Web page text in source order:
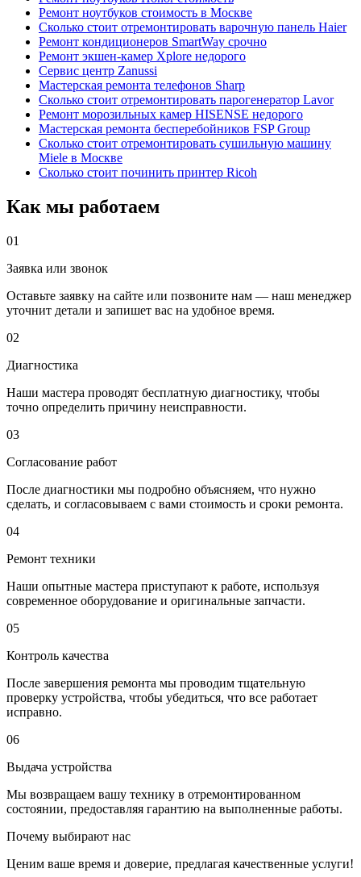
Ремонт ноутбуков стоимость в Москве
Сколько стоит отремонтировать варочную панель Haier
Ремонт кондиционеров SmartWay срочно
Ремонт экшен-камер Xplore недорого
Сервис центр Zanussi
Мастерская ремонта телефонов Sharp
Сколько стоит отремонтировать парогенератор Lavor
Ремонт морозильных камер HISENSE недорого
Мастерская ремонта бесперебойников FSP Group
Сколько стоит отремонтировать сушильную машину
Miele в Москве
Сколько стоит починить принтер Ricoh
Как мы работаем
01
Заявка или звонок
Оставьте заявку на сайте или позвоните нам — наш менеджер
уточнит детали и запишет вас на удобное время.
02
Диагностика
Наши мастера проводят бесплатную диагностику, чтобы
точно определить причину неисправности.
03
Согласование работ
После диагностики мы подробно объясняем, что нужно
сделать, и согласовываем с вами стоимость и сроки ремонта.
04
Ремонт техники
Наши опытные мастера приступают к работе, используя
современное оборудование и оригинальные запчасти.
05
Контроль качества
После завершения ремонта мы проводим тщательную
проверку устройства, чтобы убедиться, что все работает
исправно.
06
Выдача устройства
Мы возвращаем вашу технику в отремонтированном
состоянии, предоставляя гарантию на выполненные работы.
Почему выбирают нас
Ценим ваше время и доверие, предлагая качественные услуги!